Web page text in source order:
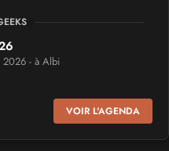
2026 - à Albi
jeu vidéo et des loisirs
VOIR L'AGENDA